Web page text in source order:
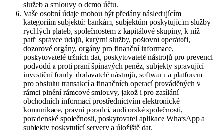
služeb a smlouvy o demo účtu.
Vaše osobní údaje mohou být předány následujícím
kategoriím subjektů: bankám, subjektům poskytujícím služby
rychlých plateb, společnostem z kapitálové skupiny, k níž
patří správce údajů, kurýrní služby, poštovní operátoři,
dozorové orgány, orgány pro finanční informace,
poskytovatelé tržních dat, poskytovatelé nástrojů pro prevenci
podvodů a proti praní špinavých peněz, subjekty spravující
investiční fondy, dodavatelé nástrojů, softwaru a platforem
pro obsluhu transakcí a finančních operací prováděných v
rámci plnění rámcové smlouvy, jakož i pro zasílání
obchodních informací prostřednictvím elektronické
komunikace, právní poradci, auditorské společnosti,
poradenské společnosti, poskytovatel aplikace WhatsApp a
subjekty poskytující servery a úložiště dat.